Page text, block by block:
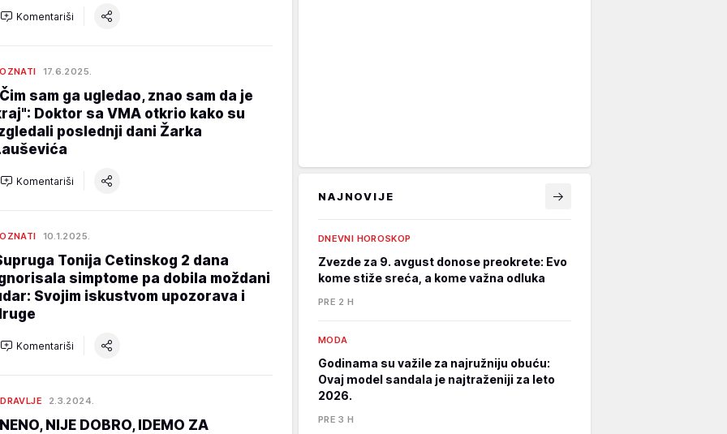
Komentariši
17.6.2025.
sam ga ugledao, znao sam da je
Doktor sa VMA otkrio kako su
poslednji dani Žarka
Komentariši
10.1.2025.
Tonija Cetinskog 2 dana
simptome pa dobila moždani
Svojim iskustvom upozorava i
Komentariši
2.3.2024.
NIJE DOBRO, IDEMO ZA
NAJNOVIJE
DNEVNI HOROSKOP
Zvezde za 9. avgust donose preokrete: Evo
kome stiže sreća, a kome važna odluka
PRE 2 H
MODA
Godinama su važile za najružniju obuću:
Ovaj model sandala je najtraženiji za leto
2026.
PRE 3 H